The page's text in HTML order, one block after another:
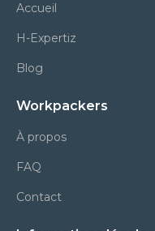
Accueil
H-Expertiz
Blog
Workpackers
À propos
FAQ
Contact